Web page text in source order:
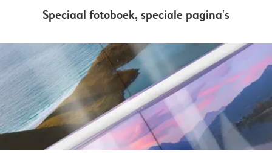
Speciaal fotoboek, speciale pagina's